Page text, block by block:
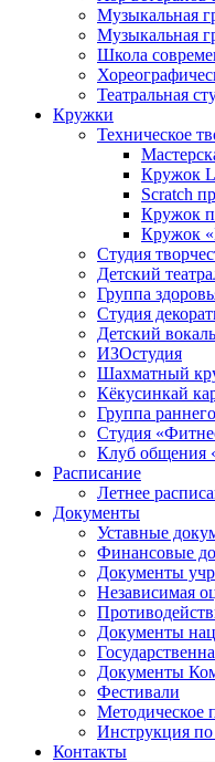
Музыкальная
Музыкальная
Школа
Театральная
Кружки
Техническое
Кружок
Scratch
Кружок
Кружок
Студия
Детский
Группа
Студия
Детский
ИЗОстудия
Шахматный
Кёкусинкай
Группа
Cтудия
Клуб общения
Расписание
Летнее
Документы
Уставные
Финансовые
Документы
Независимая
Документы
Документы
Фестивали
Методическое
Инструкция
Контакты